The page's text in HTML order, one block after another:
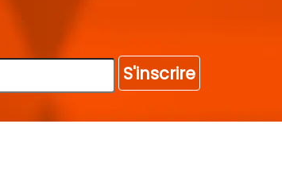
S'inscrire